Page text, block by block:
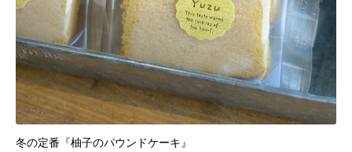
冬の定番『柚子のパウンドケーキ』